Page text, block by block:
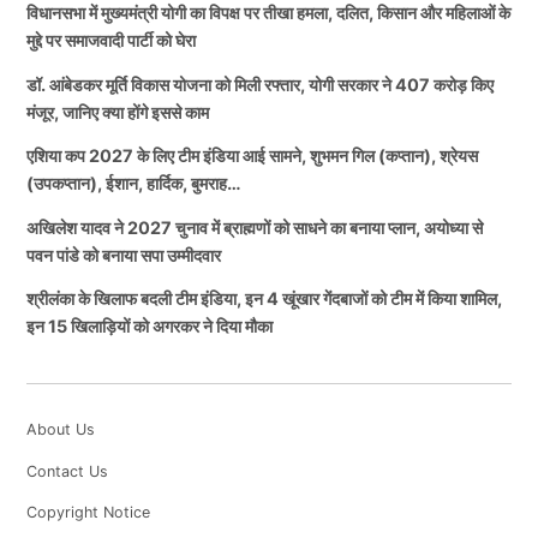
प्रदेश के समग्र विकास में महत्वपूर्ण भूमिका निभाएंगे। किसानों को
आर्थिक सुरक्षा, सरकारी वकीलों को बेहतर सुविधाएं और
प्रशासनिक व्यवस्था को मजबूती मिलने से प्रदेश में सुशासन को
प्राथमिकता देते हुए नई योजनाएं और नीतियां लागू कर रही है।
रहे हैं, जो आने वाले समय में प्रदेश की अर्थव्यवस्था और
प्रशासनिक व्यवस्था को और मजबूत बनाने में सहायक साबित हो
सकते हैं।
के तहत उपलब्ध कराई गई है।
प्रतिमाओं पर लगेंगे शेड, होगा सौंदर्यीकरण
योजना के तहत डॉ. आंबेडकर की प्रतिमाओं के ऊपर सुरक्षात्मक
शेड (छतरी) लगाने, आसपास के परिसर का सौंदर्यीकरण करने,
प्रकाश व्यवस्था, पेयजल, बैठने की व्यवस्था और अन्य बुनियादी
प्रतिमाएं मौसम की मार से सुरक्षित रहें और इन स्थलों पर आने
इसके अलावा जिन स्थानों पर प्रतिमाएं क्षतिग्रस्त हैं या रखरखाव
विधानसभा में मुख्यमंत्री योगी का विपक्ष पर तीखा हमला, दलित, किसान और महिलाओं के
मुद्दे पर समाजवादी पार्टी को घेरा
डॉ. आंबेडकर मूर्ति विकास योजना को मिली रफ्तार, योगी सरकार ने 407 करोड़ किए
मंजूर, जानिए क्या होंगे इससे काम
एशिया कप 2027 के लिए टीम इंडिया आई सामने, शुभमन गिल (कप्तान), श्रेयस
(उपकप्तान), ईशान, हार्दिक, बुमराह…
अखिलेश यादव ने 2027 चुनाव में ब्राह्मणों को साधने का बनाया प्लान, अयोध्या से
पवन पांडे को बनाया सपा उम्मीदवार
श्रीलंका के खिलाफ बदली टीम इंडिया, इन 4 खूंखार गेंदबाजों को टीम में किया शामिल,
इन 15 खिलाड़ियों को अगरकर ने दिया मौका
About Us
Contact Us
Copyright Notice